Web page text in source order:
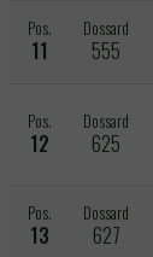
Pos.
11
Dossard
555
Pos.
12
Dossard
625
Pos.
13
Dossard
627